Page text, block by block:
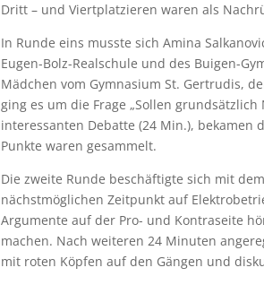
Dritt – und Viertplatzieren waren als
In Runde eins musste sich Amina
Eugen-Bolz-Realschule und des Buigen-
Mädchen vom Gymnasium St. Gertrudis,
ging es um die Frage „Sollen
interessanten Debatte (24 Min.),
Punkte waren gesammelt.
Die zweite Runde beschäftigte sich mit
nächstmöglichen Zeitpunkt auf
Argumente auf der Pro- und Kontraseite
machen. Nach weiteren 24 Minuten
mit roten Köpfen auf den Gängen und